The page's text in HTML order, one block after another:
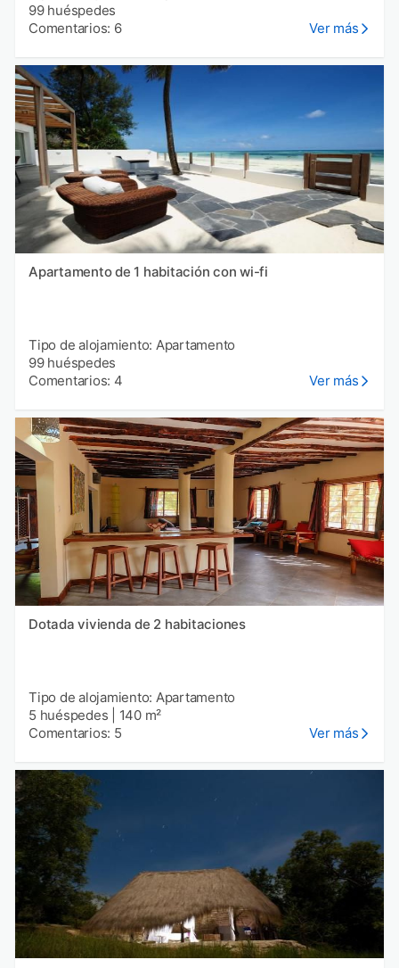
99 huéspedes
Comentarios: 6
Ver más
Apartamento de 1 habitación con wi-fi
Tipo de alojamiento: Apartamento
99 huéspedes
Comentarios: 4
Ver más
Dotada vivienda de 2 habitaciones
Tipo de alojamiento: Apartamento
5 huéspedes
140 m²
Comentarios: 5
Ver más